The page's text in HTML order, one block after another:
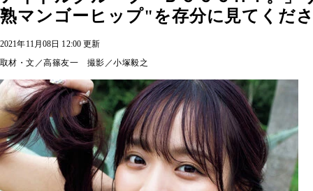
熟マンゴーヒップ"を存分に見てくだ
2021年11月08日 12:00 更新
取材・文／高篠友一 撮影／小塚毅之